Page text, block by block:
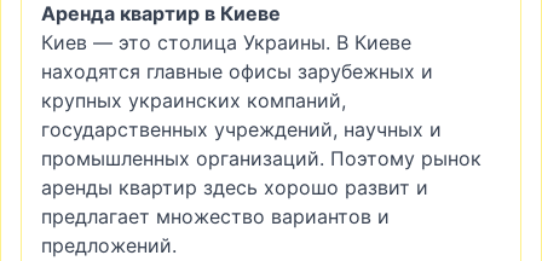
Аренда квартир в Киеве
Киев — это столица Украины. В Киеве
находятся главные офисы зарубежных и
крупных украинских компаний,
государственных учреждений, научных и
промышленных организаций. Поэтому рынок
аренды квартир здесь хорошо развит и
предлагает множество вариантов и
предложений.